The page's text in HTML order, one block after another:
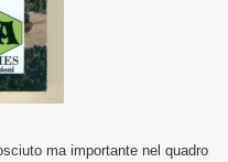
ma importante nel quadro